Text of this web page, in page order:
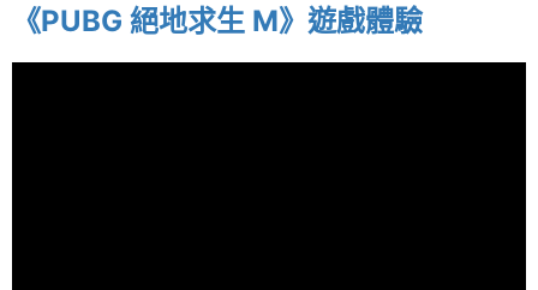
《PUBG 絕地求生 M》遊戲體驗